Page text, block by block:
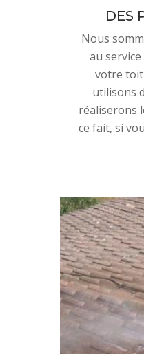
DES
Nous
au
votre
utilisons
réaliserons
ce fait, si